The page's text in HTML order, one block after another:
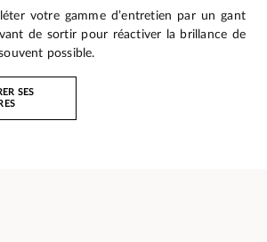
votre gamme d’entretien par un gant
de sortir pour réactiver la brillance de
possible.
SES